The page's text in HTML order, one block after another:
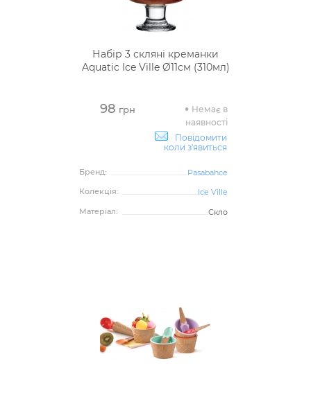
Набір 3 скляні креманки
Aquatic Ice Ville Ø11см (310мл)
98 грн
Немає в
наявності
Повідомити
коли з'явиться
Бренд:
Pasabahce
Колекція:
Ice Ville
Матеріал:
Скло